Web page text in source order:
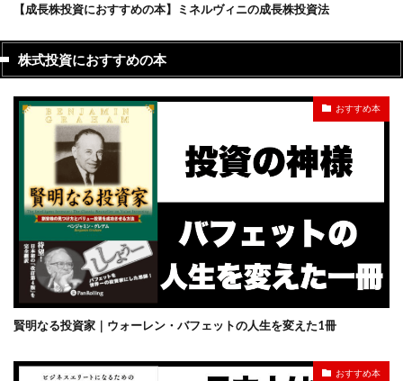
【成長株投資におすすめの本】ミネルヴィニの成長株投資法
株式投資におすすめの本
おすすめ本
賢明なる投資家｜ウォーレン・バフェットの人生を変えた1冊
おすすめ本